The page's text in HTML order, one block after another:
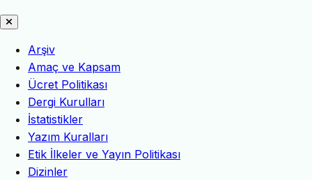
Arşiv
Amaç ve Kapsam
Ücret Politikası
Dergi Kurulları
İstatistikler
Yazım Kuralları
Etik İlkeler ve Yayın Politikası
Dizinler